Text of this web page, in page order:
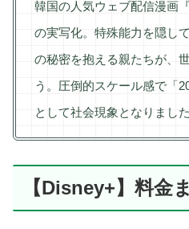
韓国の人気ウェブ配信漫画『
の実写化。特殊能力を隠し
の秘密を抱える親たちが、
う。圧倒的スケール感で「
として社会現象となりました
【Disney+】料金